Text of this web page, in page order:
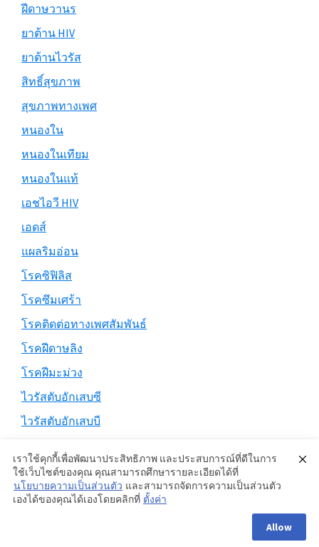
ฝีดาษวานร
ยาต้าน HIV
ยาต้านไวรัส
สิทธิ์สุขภาพ
สุขภาพทางเพศ
หนองใน
หนองในเทียม
หนองในแท้
เอชไอวี HIV
เอดส์
แผลริมอ่อน
โรคซิฟิลิส
โรคซึมเศร้า
โรคติดต่อทางเพศสัมพันธ์
โรคฝีดาษลิง
โรคฝีมะม่วง
ไวรัสตับอักเสบซี
ไวรัสตับอักเสบบี
Copyright © 2026 ·Genesis SampleonGenesis Framework
WordPress
เราใช้คุกกี้เพื่อพัฒนาประสิทธิภาพ และประสบการณ์ที่ดีในการ
ใช้เว็บไซต์ของคุณ คุณสามารถศึกษารายละเอียดได้ที่
นโยบายความเป็นส่วนตัว และสามารถจัดการความเป็นส่วนตัว
เองได้ของคุณได้เองโดยคลิกที่ ตั้งค่า
Allow